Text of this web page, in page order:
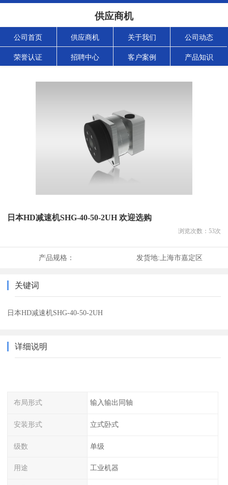
供应商机
公司首页 供应商机 关于我们 公司动态
荣誉认证 招聘中心 客户案例 产品知识
日本HD减速机SHG-40-50-2UH 欢迎选购
浏览次数： 53次
产品规格： 发货地: 上海市嘉定区
关键词
日本HD减速机SHG-40-50-2UH
详细说明
布局形式 输入输出同轴
安装形式 立式卧式
级数 单级
用途 工业机器